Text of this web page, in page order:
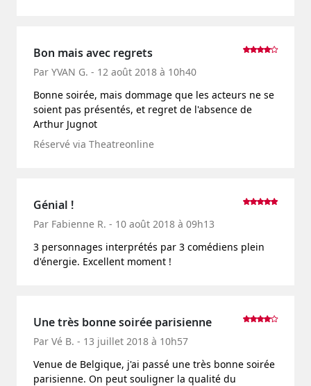
Bon mais avec regrets
Par YVAN G. - 12 août 2018 à 10h40
Bonne soirée, mais dommage que les acteurs ne se
soient pas présentés, et regret de l'absence de
Arthur Jugnot
Réservé via Theatreonline
Génial !
Par Fabienne R. - 10 août 2018 à 09h13
3 personnages interprétés par 3 comédiens plein
d'énergie. Excellent moment !
Une très bonne soirée parisienne
Par Vé B. - 13 juillet 2018 à 10h57
Venue de Belgique, j'ai passé une très bonne soirée
parisienne. On peut souligner la qualité du